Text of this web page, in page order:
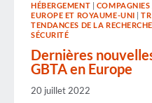
HÉBERGEMENT |
EUROPE ET ROYAUME-UNI |
TENDANCES DE LA
SÉCURITÉ
Dernières
GBTA en Europe
20 juillet 2022